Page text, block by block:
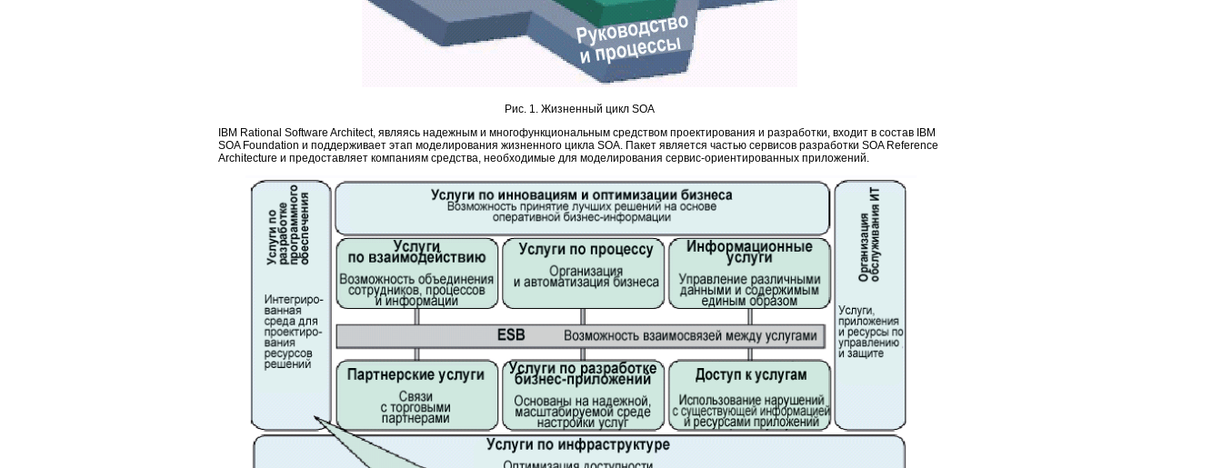
Рис. 1. Жизненный цикл SOA
IBM Rational Software Architect, являясь надежным и многофункциональным средством проектирования и разработки, входит в состав IBM
SOA Foundation и поддерживает этап моделирования жизненного цикла SOA. Пакет является частью сервисов разработки SOA Reference
Architecture и предоставляет компаниям средства, необходимые для моделирования сервис-ориентированных приложений.